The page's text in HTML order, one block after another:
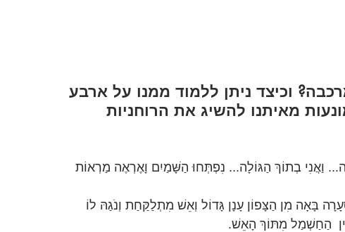
וכיצד ניתן ללמוד ממנו על ארבע
מאיתנו להשיג את הרוחניות
וַאֲנִי בְתוֹךְ הַגּוֹלָה... נִפְתְּחוּ הַשָּׁמַיִם וָאֶרְאֶה מַרְאוֹת